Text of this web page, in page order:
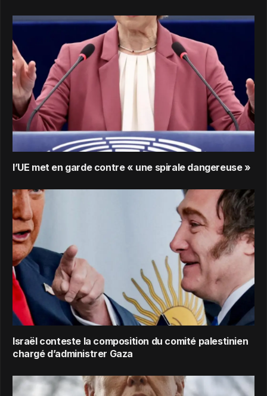
l’UE met en garde contre « une spirale dangereuse »
Israël conteste la composition du comité palestinien
chargé d’administrer Gaza